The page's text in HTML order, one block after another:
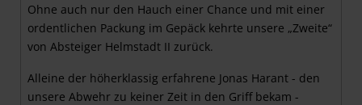
Ohne auch nur den Hauch einer Chance und mit einer
ordentlichen Packung im Gepäck kehrte unsere „Zweite“
von Absteiger Helmstadt II zurück.
Alleine der höherklassig erfahrene Jonas Harant - den
unsere Abwehr zu keiner Zeit in den Griff bekam -